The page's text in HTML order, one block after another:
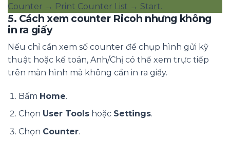
Counter → Print Counter List → Start.
5. Cách xem counter Ricoh nhưng không
in ra giấy
Nếu chỉ cần xem số counter để chụp hình gửi kỹ
thuật hoặc kế toán, Anh/Chị có thể xem trực tiếp
trên màn hình mà không cần in ra giấy.
Bấm Home.
Chọn User Toolshoặc Settings.
Chọn Counter.